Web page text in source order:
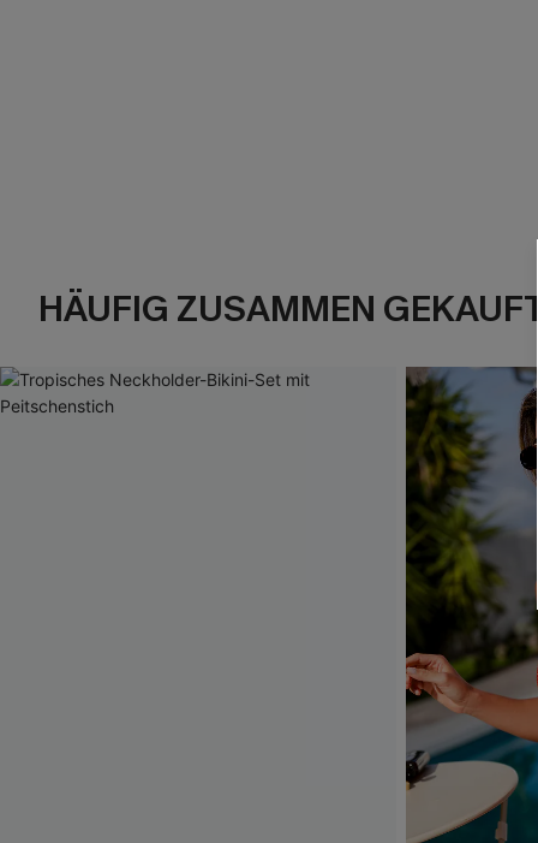
HÄUFIG ZUSAMMEN GEKAUFT